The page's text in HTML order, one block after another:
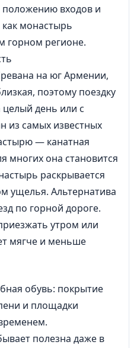
положению входов и
монастырь
горном регионе.
на юг Армении,
поэтому поездку
день или с
из самых известных
— канатная
многих она становится
раскрывается
ущелья. Альтернатива
по горной дороге.
утром или
мягче и меньше
обувь: покрытие
и площадки
полезна даже в